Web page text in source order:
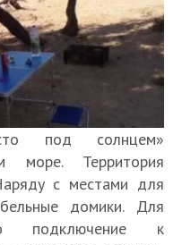
под солнцем»
море. Территория
с местами для
домики. Для
подключение к